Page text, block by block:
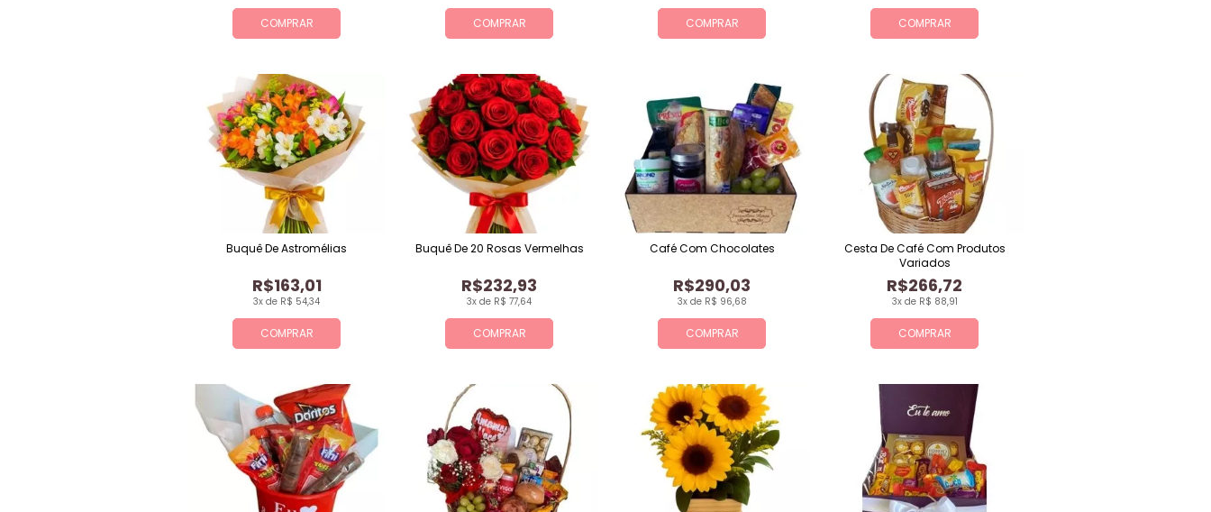
COMPRAR COMPRAR COMPRAR COMPRAR
COMPRAR
3x de R$ 54,34
R$163,01
Buquê De Astromélias
COMPRAR
3x de R$ 77,64
R$232,93
Buquê De 20 Rosas Vermelhas
COMPRAR
3x de R$ 96,68
R$290,03
Café Com Chocolates
COMPRAR
3x de R$ 88,91
R$266,72
Cesta De Café Com Produtos
Variados